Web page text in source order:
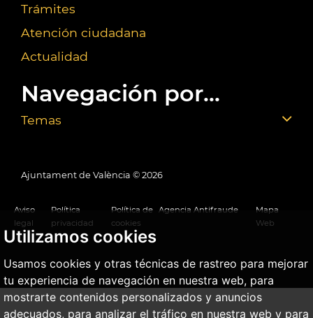
Utilizamos cookies
Usamos cookies y otras técnicas de rastreo para mejorar
tu experiencia de navegación en nuestra web, para
mostrarte contenidos personalizados y anuncios
adecuados, para analizar el tráfico en nuestra web y para
Trámites
Atención ciudadana
Actualidad
Navegación por...
Temas
Ajuntament de València © 2026
Aviso
legal
Política
privacidad
Política de
cookies
Agencia Antifraude
Mapa
Web